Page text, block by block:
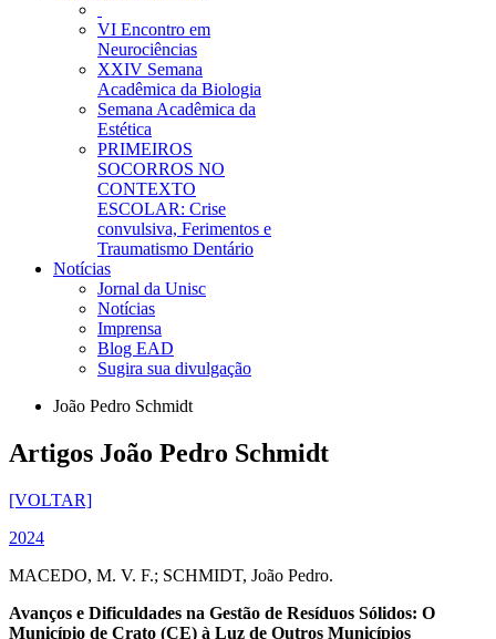
VI Encontro em
Neurociências
XXIV Semana
Acadêmica da Biologia
Semana Acadêmica da
Estética
PRIMEIROS
SOCORROS NO
CONTEXTO
ESCOLAR: Crise
convulsiva, Ferimentos e
Traumatismo Dentário
Notícias
Jornal da Unisc
Notícias
Imprensa
Blog EAD
Sugira sua divulgação
João Pedro Schmidt
Artigos João Pedro Schmidt
[VOLTAR]
2024
MACEDO, M. V. F.; SCHMIDT, João Pedro.
Avanços e Dificuldades na Gestão de Resíduos Sólidos: O
Município de Crato (CE) à Luz de Outros Municípios